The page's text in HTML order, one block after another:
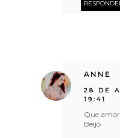
ANNE
28 DE
19:41
Que
Beijo